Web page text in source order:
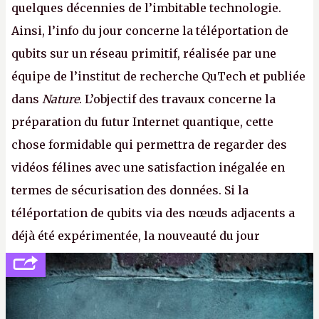
quelques décennies de l’imbitable technologie.
Ainsi, l’info du jour concerne la téléportation de
qubits sur un réseau primitif, réalisée par une
équipe de l’institut de recherche QuTech et publiée
dans Nature. L’objectif des travaux concerne la
préparation du futur Internet quantique, cette
chose formidable qui permettra de regarder des
vidéos félines avec une satisfaction inégalée en
termes de sécurisation des données. Si la
téléportation de qubits via des nœuds adjacents a
déjà été expérimentée, la nouveauté du jour
concerne le recours à des nœuds distants, pour ne
pas dire un réseau quantique multimédia interactif
(avec l’option Péritel). (
http://cpc.cx/AH432N4